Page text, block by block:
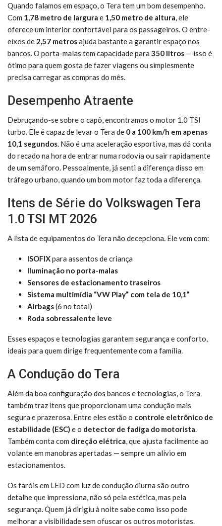
Quando falamos em espaço, o Tera tem um bom desempenho.
Com 1,78 metro de largura e 1,50 metro de altura, ele
oferece um interior confortável para os passageiros. O entre-
eixos de 2,57 metrosajuda bastante a garantir espaço nos
bancos. O porta-malas tem capacidade para 350 litros — isso é
ótimo para quem gosta de fazer viagens ou simplesmente
precisa carregar as compras do mês.
Desempenho Atraente
Debruçando-se sobre o capô, encontramos o motor 1.0 TSI
turbo. Ele é capaz de levar o Tera de 0 a 100 km/h em apenas
10,1 segundos. Não é uma aceleração esportiva, mas dá conta
do recado na hora de entrar numa rodovia ou sair rapidamente
de um semáforo. Pessoalmente, já senti a diferença disso em
tráfego urbano, quando um bom motor faz toda a diferença.
Itens de Série do Volkswagen Tera
1.0 TSI MT 2026
A lista de equipamentos do Tera não decepciona. Ele vem com:
ISOFIXpara assentos de criança
Iluminação no porta-malas
Sensores de estacionamento traseiros
Sistema multimídia “VW Play” com tela de 10,1”
Airbags(6 no total)
Roda sobressalente leve
Esses espaços e tecnologias garantem segurança e conforto,
ideais para quem dirige frequentemente com a família.
A Condução do Tera
Além da boa configuração dos bancos e tecnologias, o Tera
também traz itens que proporcionam uma condução mais
segura e prazerosa. Entre eles estão o controle eletrônico de
estabilidade (ESC) e o detector de fadiga do motorista.
Também conta com direção elétrica, que ajusta facilmente ao
volante em manobras apertadas — sempre um alívio em
estacionamentos.
Os faróis em LED com luz de condução diurna são outro
detalhe que impressiona, não só pela estética, mas pela
segurança. Quem já dirigiu à noite sabe como isso pode
melhorar a visibilidade sem ofuscar os outros motoristas.